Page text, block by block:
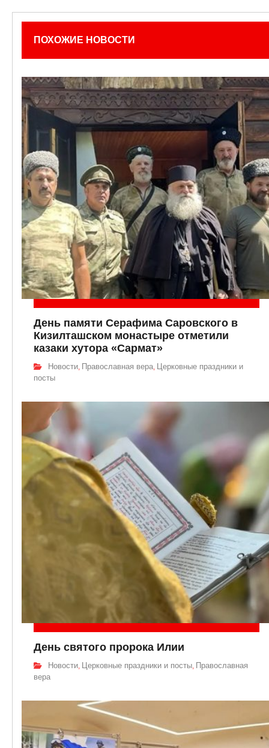
ПОХОЖИЕ НОВОСТИ
День памяти Серафима Саровского в
Кизилташском монастыре отметили
казаки хутора «Сармат»
Новости Православная вера Церковные праздники и
посты
День святого пророка Илии
Новости, Церковные праздники и посты, Православная
вера